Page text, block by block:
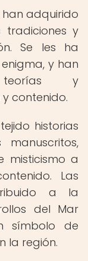
han adquirido
tradiciones y
Se les ha
y han
teorías y
contenido.
historias
misticismo a
Las
a la
del Mar
símbolo de
la región.